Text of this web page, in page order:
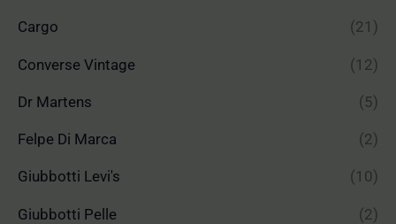
Cargo (21)
Converse Vintage (12)
Dr Martens (5)
Felpe Di Marca (2)
Giubbotti Levi's (10)
Giubbotti Pelle (2)